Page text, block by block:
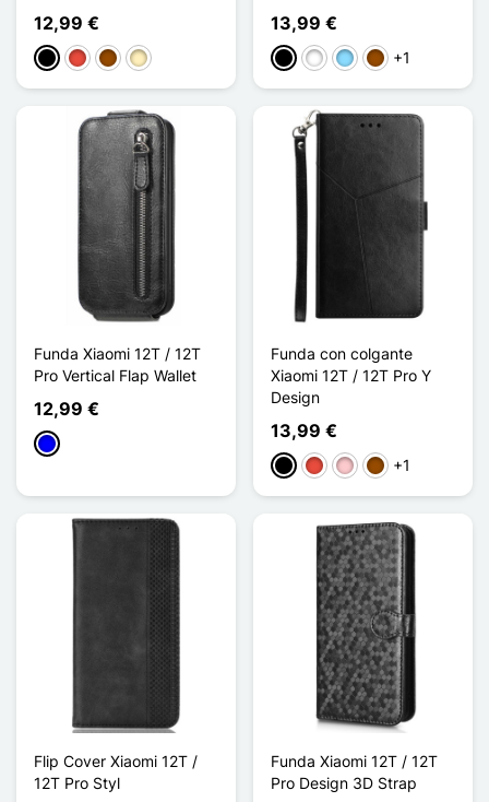
12,99 €
NegroRojoMarrón
Oro
13,99 €
NegroBlancoAzul claro
Marrón
+1
Funda Xiaomi 12T / 12T
Pro Vertical Flap Wallet
12,99 €
Azul
Funda con colgante
Xiaomi 12T / 12T Pro Y
Design
13,99 €
NegroRojoRosaMarrón
+1
Flip Cover Xiaomi 12T /
12T Pro Styl
Funda Xiaomi 12T / 12T
Pro Design 3D Strap